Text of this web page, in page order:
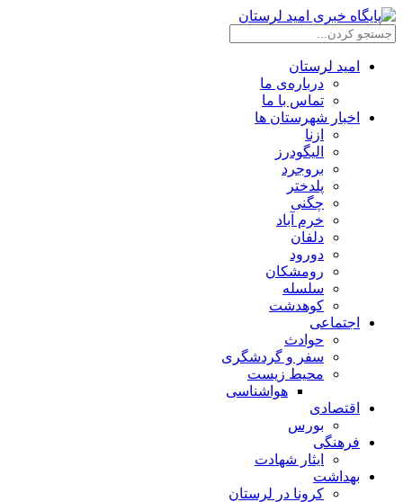
امید لرستان
درباره‌ی ما
تماس با ما
اخبار شهرستان ها
ازنا
الیگودرز
بروجرد
پلدختر
چگنی
خرم آباد
دلفان
دورود
رومشکان
سلسله
کوهدشت
اجتماعی
حوادث
سفر و گردشگری
محیط زیست
هواشناسی
اقتصادی
بورس
فرهنگی
ایثار شهادت
بهداشت
کرونا در لرستان